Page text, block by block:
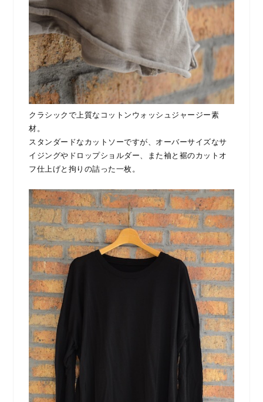
クラシックで上質なコットンウォッシュジャージー素
材。
スタンダードなカットソーですが、オーバーサイズなサ
イジングやドロップショルダー、また袖と裾のカットオ
フ仕上げと拘りの詰った一枚。